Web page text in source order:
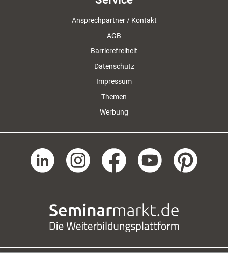
Ansprechpartner / Kontakt
AGB
Barrierefreiheit
Datenschutz
Impressum
Themen
Werbung